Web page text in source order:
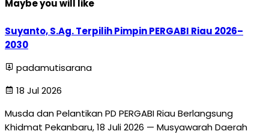
Maybe you will like
Suyanto, S.Ag. Terpilih Pimpin PERGABI Riau 2026–
2030
padamutisarana
18 Jul 2026
Musda dan Pelantikan PD PERGABI Riau Berlangsung
Khidmat Pekanbaru, 18 Juli 2026 — Musyawarah Daerah